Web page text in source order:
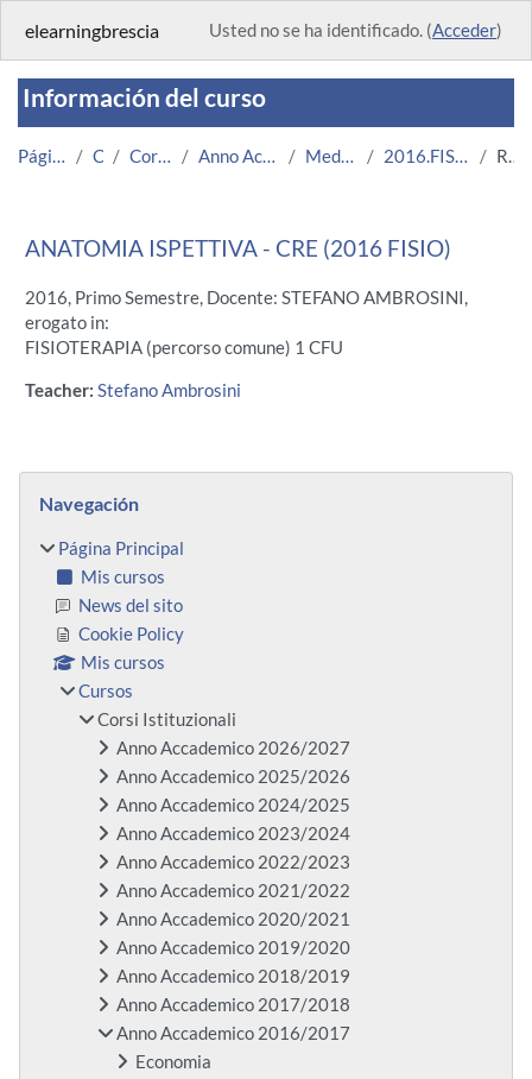
elearningbrescia Usted no se ha identificado. (Acceder)
Información del curso
Página Principal Cursos Corsi Istituzionali Anno Accademico 2016/2017 Medicina e Chirurgia 2016.FISIO.U11380_CRE-9425 Resumen
ANATOMIA ISPETTIVA - CRE (2016 FISIO)
2016, Primo Semestre, Docente: STEFANO AMBROSINI,
erogato in:
FISIOTERAPIA (percorso comune) 1 CFU
Teacher: Stefano Ambrosini
Bloques
Navegación
Página Principal
Mis cursos
News del sito
Cookie Policy
Mis cursos
Cursos
Corsi Istituzionali
Anno Accademico 2026/2027
Anno Accademico 2025/2026
Anno Accademico 2024/2025
Anno Accademico 2023/2024
Anno Accademico 2022/2023
Anno Accademico 2021/2022
Anno Accademico 2020/2021
Anno Accademico 2019/2020
Anno Accademico 2018/2019
Anno Accademico 2017/2018
Anno Accademico 2016/2017
Economia